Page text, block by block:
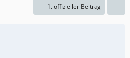
1. offizieller Beitrag